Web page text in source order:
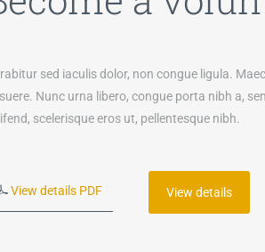
sed iaculis dolor, non congue ligula.
Nunc urna libero, congue porta nibh a,
scelerisque eros ut, pellentesque nibh.
View details PDF View details